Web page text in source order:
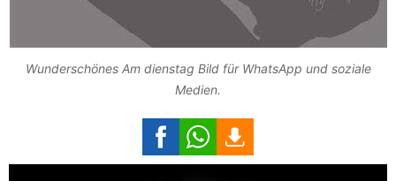
Wunderschönes Am dienstag Bild für WhatsApp und soziale
Medien.